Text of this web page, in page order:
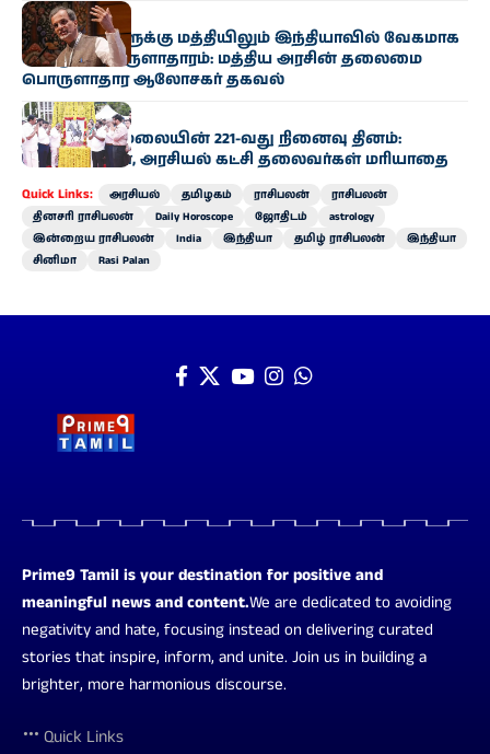
வணிகம்
நெருக்கடிகளுக்கு மத்தியிலும் இந்தியாவில் வேகமாக
வளரும் பொருளாதாரம்: மத்திய அரசின் தலைமை
பொருளாதார ஆலோசகர் தகவல்
அரசியல்
தீரன் சின்னமலையின் 221-வது நினைவு தினம்:
அமைச்சர்கள், அரசியல் கட்சி தலைவர்கள் மரியாதை
Quick Links: அரசியல் தமிழகம் ராசிபலன்
ராசிபலன்
தினசரி ராசிபலன்
Daily Horoscope ஜோதிடம்
astrology
இன்றைய ராசிபலன்
India இந்தியா தமிழ் ராசிபலன்
இந்தியா
சினிமா
Rasi Palan
Prime9 Tamil is your destination for positive and
meaningful news and content.We are dedicated to avoiding
negativity and hate, focusing instead on delivering curated
stories that inspire, inform, and unite. Join us in building a
brighter, more harmonious discourse.
Quick Links